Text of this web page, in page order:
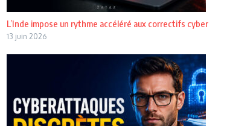
L’Inde impose un rythme accéléré aux correctifs cyber
13 juin 2026